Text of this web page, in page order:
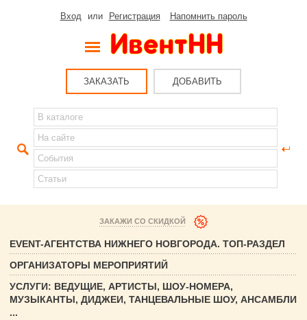
Вход или Регистрация Напомнить пароль
ЗАКАЗАТЬ ДОБАВИТЬ
ЗАКАЖИ СО СКИДКОЙ
EVENT-АГЕНТСТВА НИЖНЕГО НОВГОРОДА. ТОП-РАЗДЕЛ
ОРГАНИЗАТОРЫ МЕРОПРИЯТИЙ
УСЛУГИ: ВЕДУЩИЕ, АРТИСТЫ, ШОУ-НОМЕРА,
МУЗЫКАНТЫ, ДИДЖЕИ, ТАНЦЕВАЛЬНЫЕ ШОУ, АНСАМБЛИ
...